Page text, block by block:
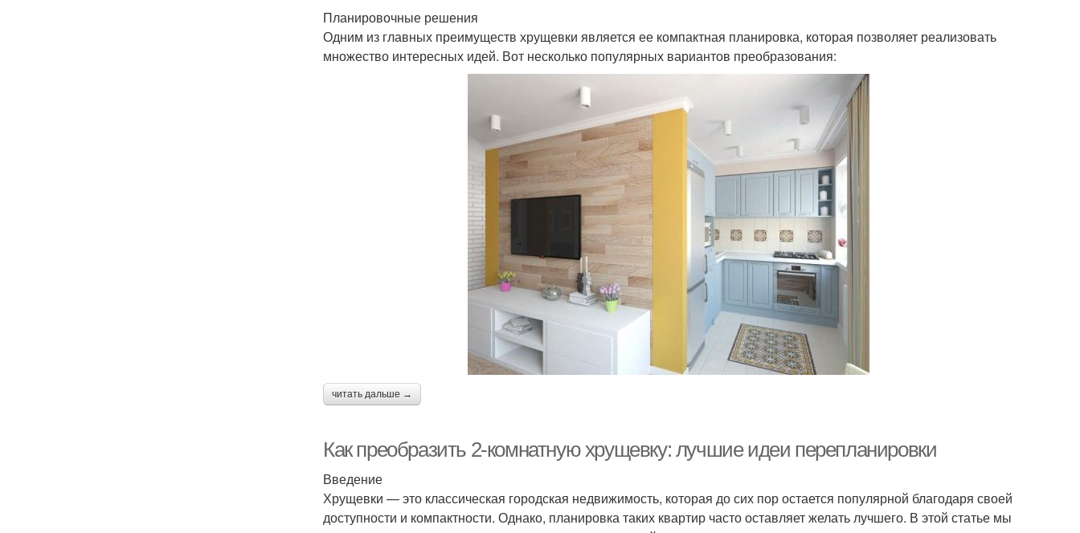
Планировочные решения
Одним из главных преимуществ хрущевки является ее компактная планировка, которая позволяет реализовать
множество интересных идей. Вот несколько популярных вариантов преобразования:
читать дальше →
Как преобразить 2-комнатную хрущевку: лучшие идеи перепланировки
Введение
Хрущевки — это классическая городская недвижимость, которая до сих пор остается популярной благодаря своей
доступности и компактности. Однако, планировка таких квартир часто оставляет желать лучшего. В этой статье мы